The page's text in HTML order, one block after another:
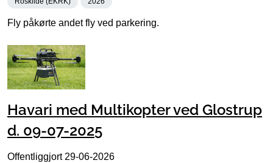
Fly påkørte andet fly ved parkering.
Havari med Multikopter ved Glostrup
d. 09-07-2025
Offentliggjort 29-06-2026